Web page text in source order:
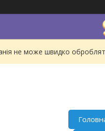
не може швидко